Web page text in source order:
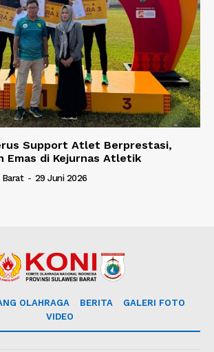
Support Atlet Berprestasi,
Emas di Kejurnas Atletik
Barat - 29 Juni 2026
OLAHRAGA BERITA
GALERI FOTO
VIDEO